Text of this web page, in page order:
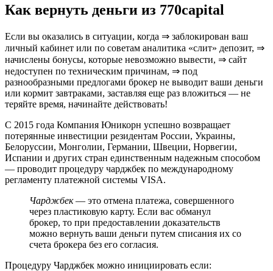
Как вернуть деньги из 770capital
Если вы оказались в ситуации, когда ⇒ заблокирован ваш
личный кабинет или по советам аналитика «слит» депозит, ⇒
начислены бонусы, которые невозможно вывести, ⇒ сайт
недоступен по техническим причинам, ⇒ под
разнообразными предлогами брокер не выводит ваши деньги
или кормит завтраками, заставляя еще раз вложиться — не
теряйте время, начинайте действовать!
С 2015 года Компания Юникорн успешно возвращает
потерянные инвестиции резидентам России, Украины,
Белоруссии, Монголии, Германии, Швеции, Норвегии,
Испании и других стран единственным надежным способом
— проводит процедуру чарджбек по международному
регламенту платежной системы VISA.
Чарджбек— это отмена платежа, совершенного
через пластиковую карту. Если вас обманул
брокер, то при предоставлении доказательств
можно вернуть ваши деньги путем списания их со
счета брокера без его согласия.
Процедуру Чарджбек можно инициировать если: